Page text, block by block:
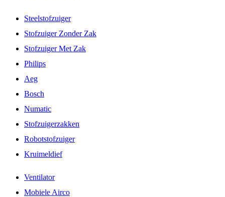
Steelstofzuiger
Stofzuiger Zonder Zak
Stofzuiger Met Zak
Philips
Aeg
Bosch
Numatic
Stofzuigerzakken
Robotstofzuiger
Kruimeldief
Ventilator
Mobiele Airco